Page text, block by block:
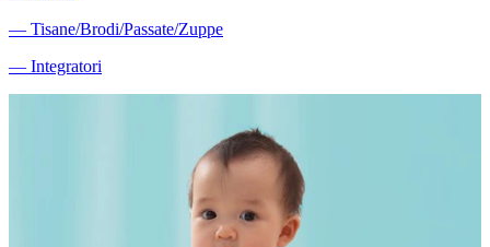
― Tisane/Brodi/Passate/Zuppe
― Integratori